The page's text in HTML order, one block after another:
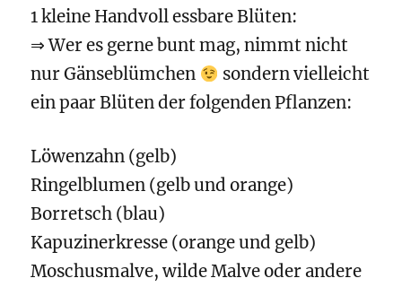
1 kleine Handvoll essbare Blüten:
⇒ Wer es gerne bunt mag, nimmt nicht
nur Gänseblümchen
sondern vielleicht
ein paar Blüten der folgenden Pflanzen:
Löwenzahn (gelb)
Ringelblumen (gelb und orange)
Borretsch (blau)
Kapuzinerkresse (orange und gelb)
Moschusmalve, wilde Malve oder andere